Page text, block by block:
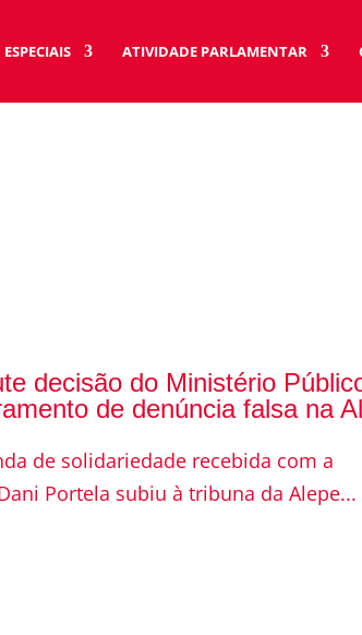
ESPECIAIS ATIVIDADE PARLAMENTAR
decisão do Ministério
de denúncia falsa na
de solidariedade recebida com a
Portela subiu à tribuna da Alepe...